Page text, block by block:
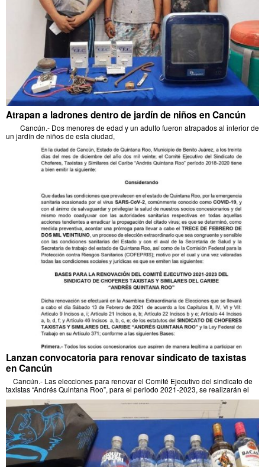
Atrapan a ladrones dentro de jardín de niños en Cancún
Cancún.- Dos menores de edad y un adulto fueron atrapados al interior de
un jardín de niños de esta ciudad,
Lanzan convocatoria para renovar sindicato de taxistas
en Cancún
Cancún.- Las elecciones para renovar el Comité Ejecutivo del sindicato de
taxistas “Andrés Quintana Roo”, para el periodo 2021-2023, se realizarán el